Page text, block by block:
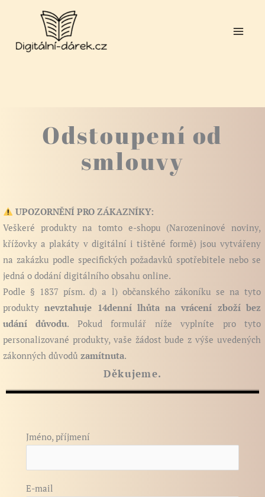
obsah
Odstoupení od
smlouvy
UPOZORNĚNÍ PRO ZÁKAZNÍKY:
Veškeré produkty na tomto e-shopu (Narozeninové noviny,
křížovky a plakáty v digitální i tištěné formě) jsou vytvářeny
na zakázku podle specifických požadavků spotřebitele nebo se
jedná o dodání digitálního obsahu online.
Podle § 1837 písm. d) a l) občanského zákoníku se na tyto
produktynevztahuje 14denní lhůta na vrácení zboží bez
udání důvodu. Pokud formulář níže vyplníte pro tyto
personalizované produkty, vaše žádost bude z výše uvedených
zákonných důvodů zamítnuta.
Děkujeme.
Jméno, příjmení
E-mail